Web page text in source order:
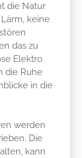
die Natur
keine
das zu
Elektro
die Ruhe
in die
werden
Die
kann